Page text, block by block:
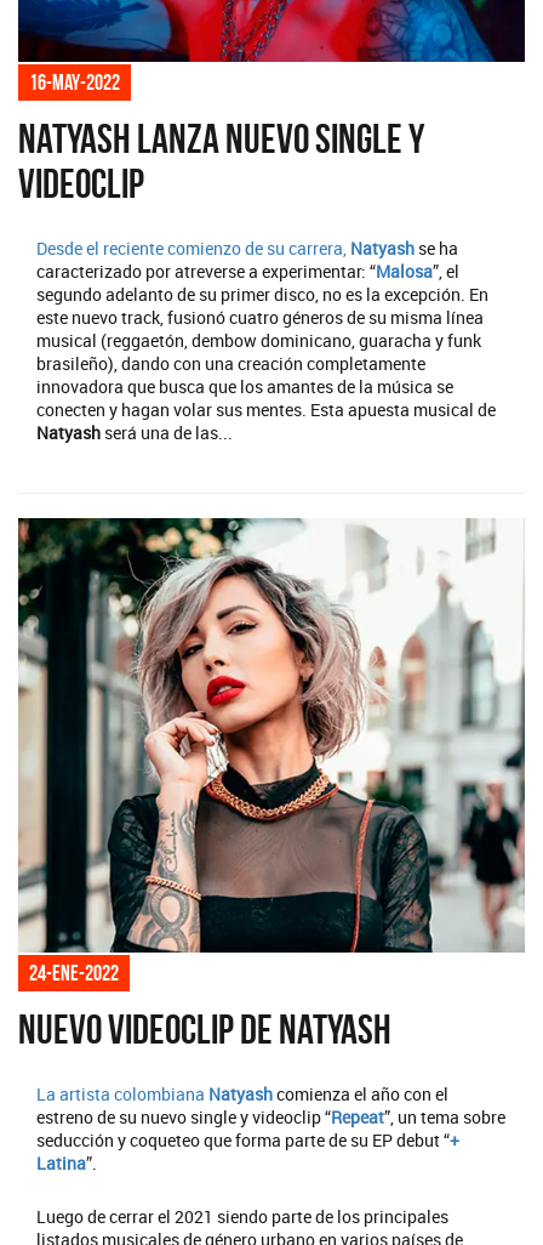
16-may-2022
Natyash lanza nuevo single y
videoclip
Desde el reciente comienzo de su carrera, Natyash se ha
caracterizado por atreverse a experimentar: “Malosa”, el
segundo adelanto de su primer disco, no es la excepción. En
este nuevo track, fusionó cuatro géneros de su misma línea
musical (reggaetón, dembow dominicano, guaracha y funk
brasileño), dando con una creación completamente
innovadora que busca que los amantes de la música se
conecten y hagan volar sus mentes. Esta apuesta musical de
Natyash será una de las...
24-ene-2022
Nuevo videoclip de Natyash
La artista colombiana Natyashcomienza el año con el
estreno de su nuevo single y videoclip “Repeat”, un tema sobre
seducción y coqueteo que forma parte de su EP debut “+
Latina”.
Luego de cerrar el 2021 siendo parte de los principales
listados musicales de género urbano en varios países de